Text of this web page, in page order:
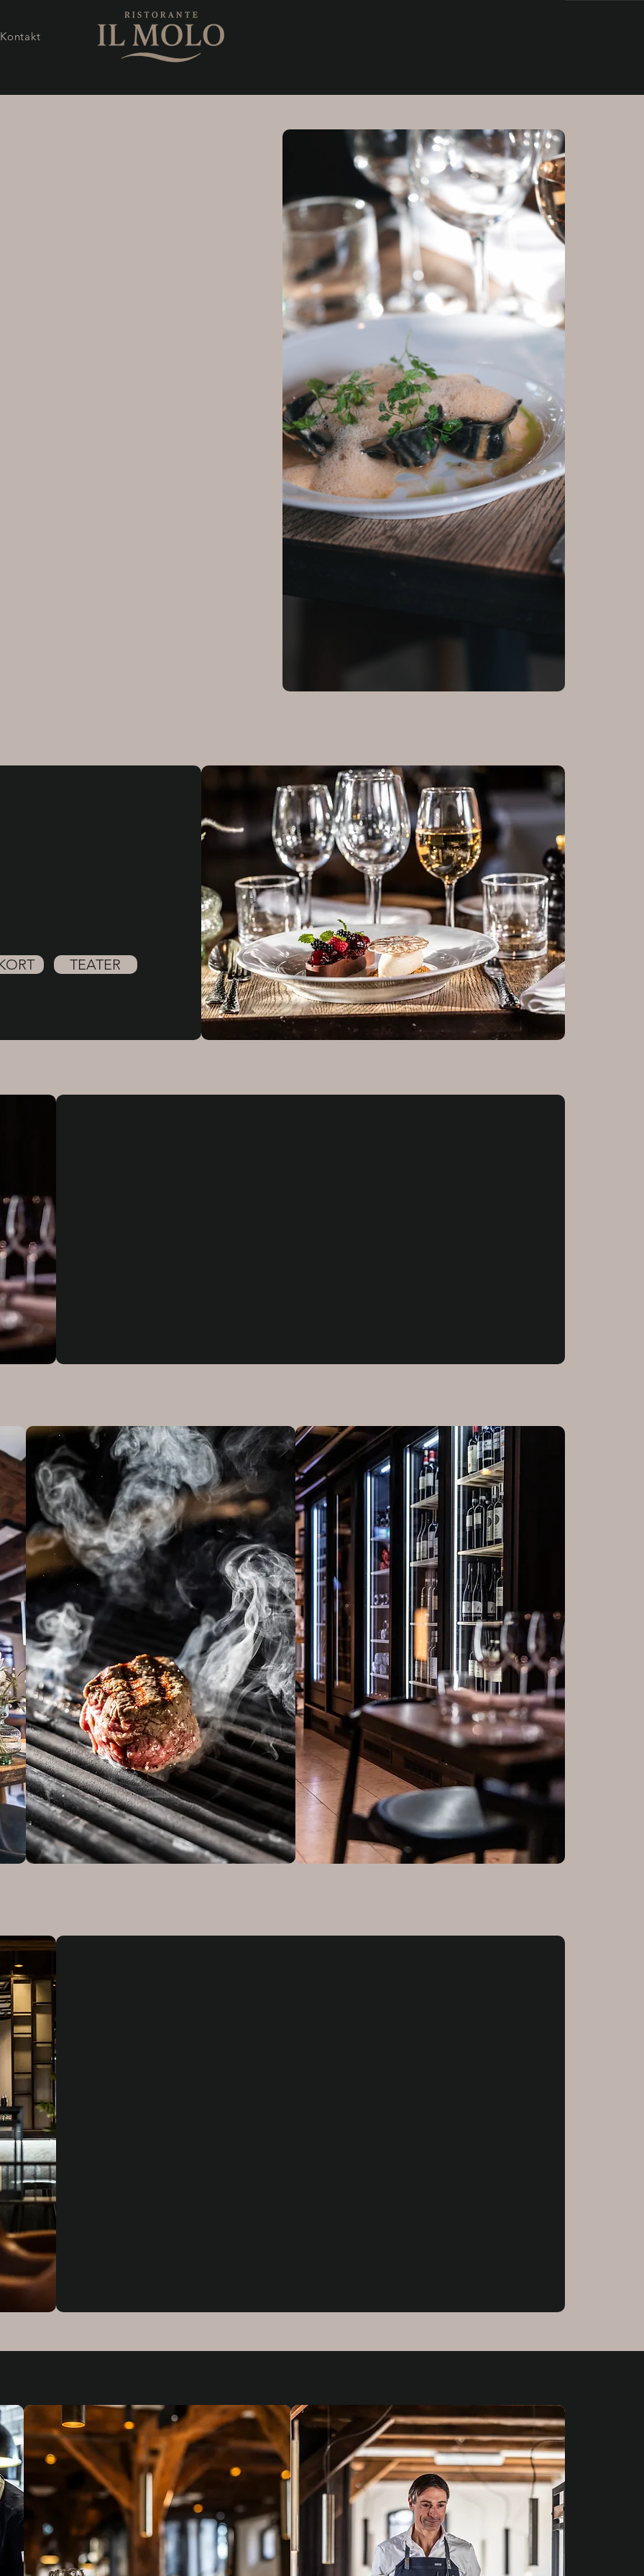
Kontakt
TEATER